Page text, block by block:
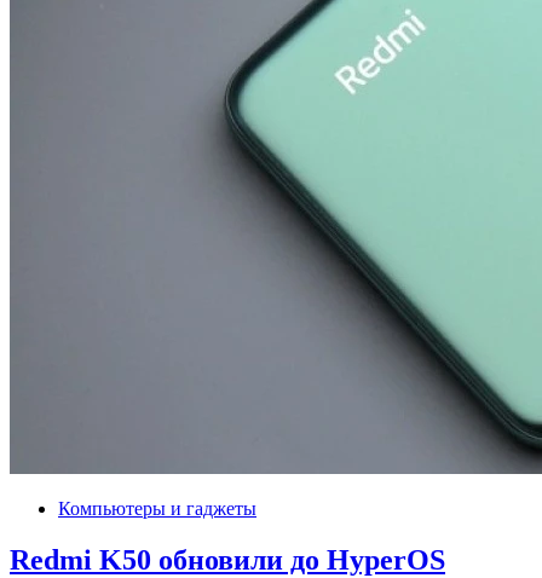
Компьютеры и гаджеты
Redmi K50 обновили до HyperOS